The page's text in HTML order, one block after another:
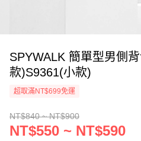
SPYWALK 簡單型男側
款)S9361(小款)
超取滿NT$699免運
NT$840 ~ NT$900
NT$550 ~ NT$590